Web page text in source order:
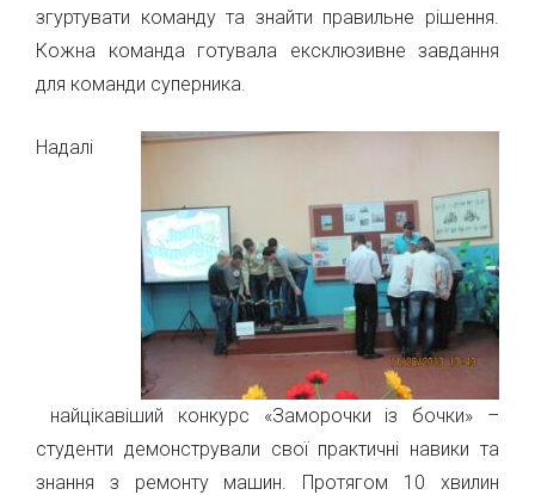
згуртувати команду та знайти правильне рішення.
Кожна команда готувала ексклюзивне завдання
для команди суперника.
Надалі
найцікавіший конкурс «Заморочки із бочки» –
студенти демонстрували свої практичні навики та
знання з ремонту машин. Протягом 10 хвилин